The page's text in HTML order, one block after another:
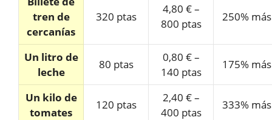
tren de
cercanías
320 ptas
4,80 € –
800 ptas
250% más
Un litro de
leche
80 ptas
0,80 € –
140 ptas
175% más
Un kilo de
tomates
120 ptas
2,40 € –
400 ptas
333% más